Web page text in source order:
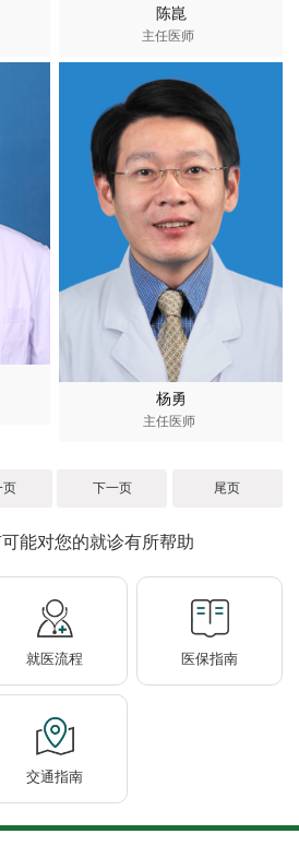
陈崑
主任医师
杨勇
主任医师
页 下一页 尾页
能对您的就诊有所帮助
就医流程 医保指南
交通指南